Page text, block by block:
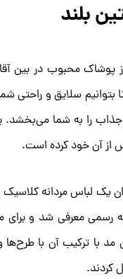
بلند
پوشاک محبوب در بین
بتوانیم سلایق و راحتی
را به شما می‌بخشد.
از آن خود کرده است.
یک لباس مردانه
رسمی معرفی شد و
با ترکیب آن با
کردند.